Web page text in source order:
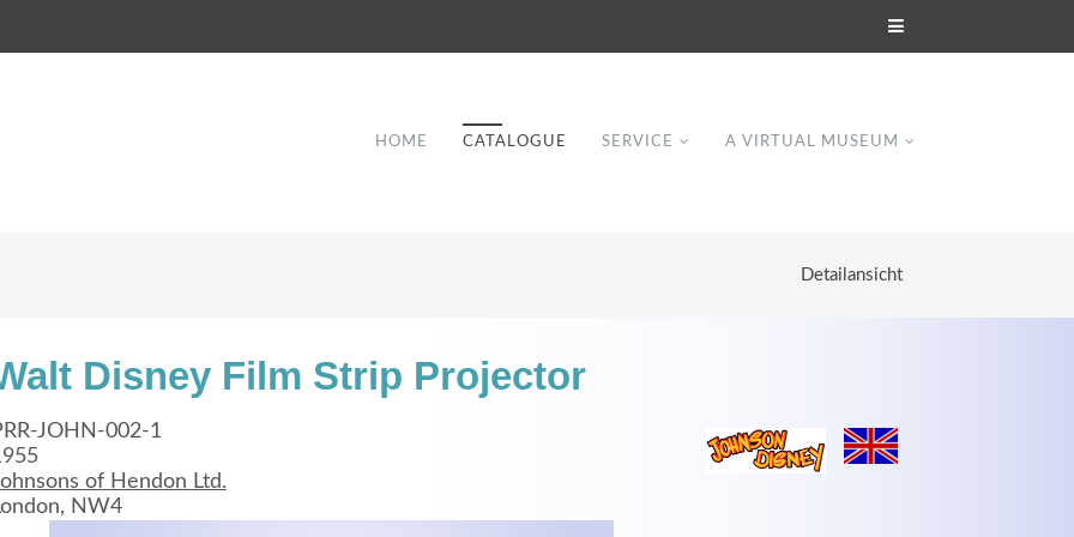
HOME CATALOGUE SERVICE A VIRTUAL MUSEUM
Detailansicht
Disney Film Strip Projector
JOHN-002-1
of Hendon Ltd.
NW4
adipiscing elit. Aenean commodo ligula eget
dolor.
Lorem ipsum dolor sit amet, consectetuer